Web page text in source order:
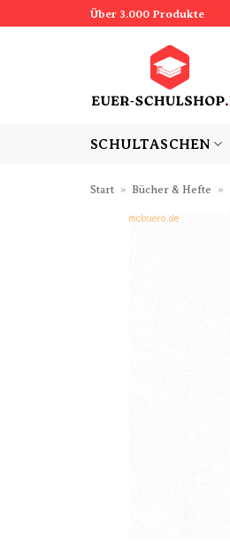
Über 3.000 Produkte
SCHULTASCHEN
Start » Bücher & Hefte »